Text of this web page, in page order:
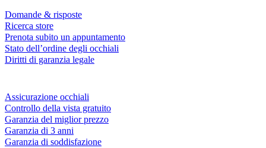
Domande & risposte
Ricerca store
Prenota subito un appuntamento
Stato dell’ordine degli occhiali
Diritti di garanzia legale
Assicurazione occhiali
Controllo della vista gratuito
Garanzia del miglior prezzo
Garanzia di 3 anni
Garanzia di soddisfazione